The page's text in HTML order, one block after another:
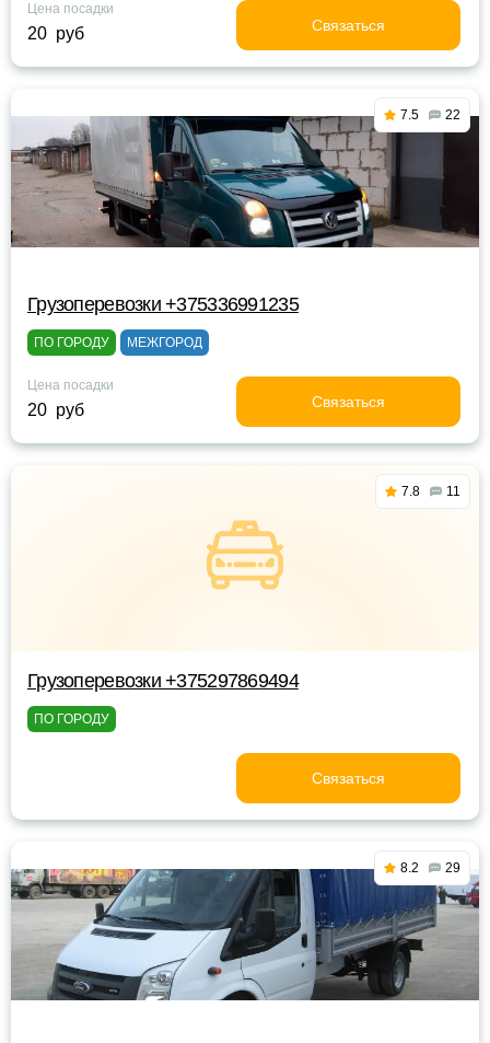
Цена посадки
20 руб Связаться
7.5 22
Грузоперевозки +375336991235
ПО ГОРОДУ МЕЖГОРОД
Цена посадки
20 руб Связаться
7.8 11
Грузоперевозки +375297869494
ПО ГОРОДУ
Связаться
8.2 29